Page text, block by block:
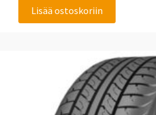
Lisää ostoskoriin